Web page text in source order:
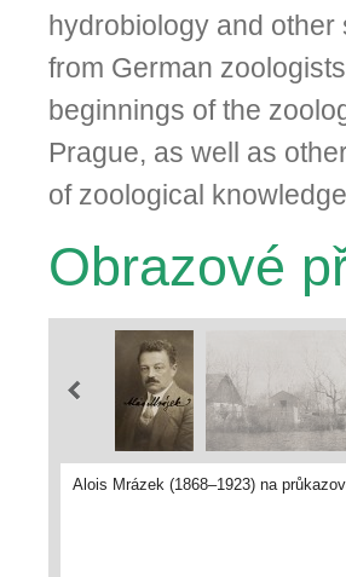
hydrobiology and
from German
beginnings of the
Prague, as well as
of zoological
Obrazové
Alois Mrázek (1868–1923) na